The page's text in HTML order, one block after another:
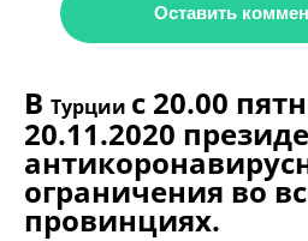
Оставить
В Турции с 20.00
20.11.2020
ограничения во
провинциях.